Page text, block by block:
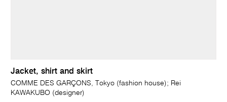
Jacket, shirt and skirt
COMME DES GARÇONS, Tokyo (fashion house); Rei
KAWAKUBO (designer)